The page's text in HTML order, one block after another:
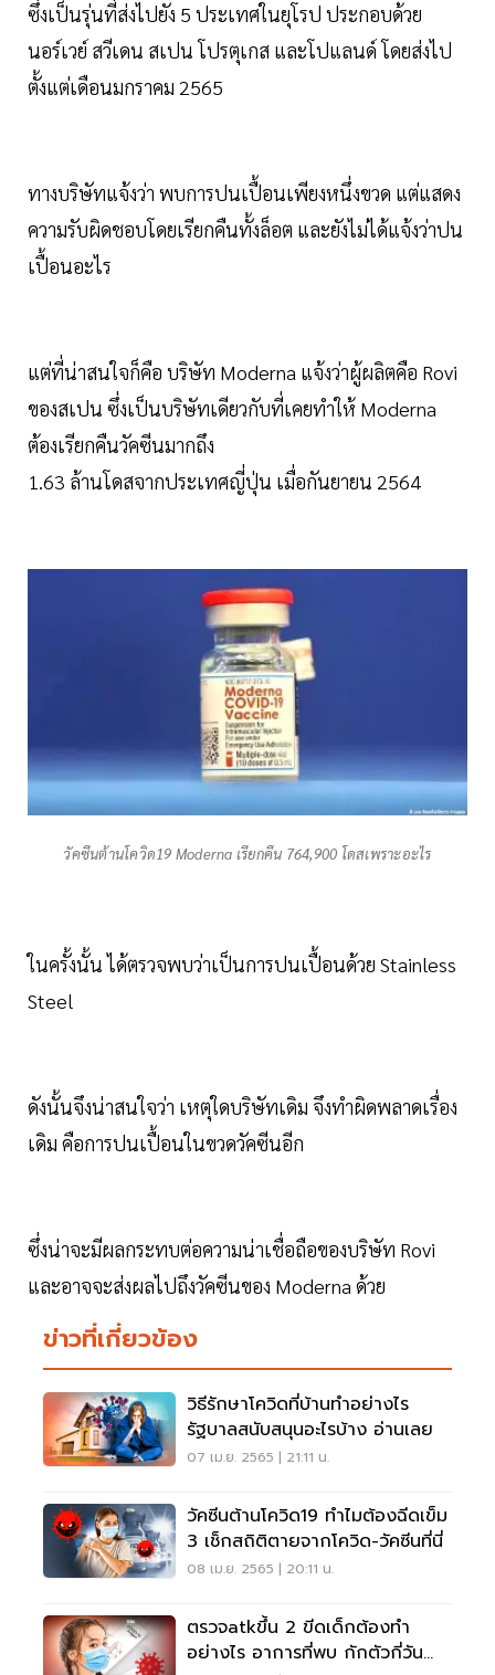
ซึ่งเป็นรุ่นที่ส่งไปยัง 5 ประเทศในยุโรป ประกอบด้วย
นอร์เวย์ สวีเดน สเปน โปรตุเกส และโปแลนด์ โดยส่งไป
ตั้งแต่เดือนมกราคม 2565
ทางบริษัทแจ้งว่า พบการปนเปื้อนเพียงหนึ่งขวด แต่แสดง
ความรับผิดชอบโดยเรียกคืนทั้งล็อต และยังไม่ได้แจ้งว่าปน
เปื้อนอะไร
แต่ที่น่าสนใจก็คือ บริษัท Moderna แจ้งว่าผู้ผลิตคือ Rovi
ของสเปน ซึ่งเป็นบริษัทเดียวกับที่เคยทำให้ Moderna
ต้องเรียกคืนวัคซีนมากถึง
1.63 ล้านโดสจากประเทศญี่ปุ่น เมื่อกันยายน 2564
วัคซีนต้านโควิด19 Moderna เรียกคืน 764,900 โดสเพราะอะไร
ในครั้งนั้น ได้ตรวจพบว่าเป็นการปนเปื้อนด้วย Stainless
Steel
ดังนั้นจึงน่าสนใจว่า เหตุใดบริษัทเดิม จึงทำผิดพลาดเรื่อง
เดิม คือการปนเปื้อนในขวดวัคซีนอีก
ซึ่งน่าจะมีผลกระทบต่อความน่าเชื่อถือของบริษัท Rovi
และอาจจะส่งผลไปถึงวัคซีนของ Moderna ด้วย
ข่าวที่เกี่ยวข้อง
วิธีรักษาโควิดที่บ้านทำอย่างไร
รัฐบาลสนับสนุนอะไรบ้าง อ่านเลย
07 เม.ย. 2565 | 21:11 น.
วัคซีนต้านโควิด19 ทำไมต้องฉีดเข็ม
3 เช็กสถิติตายจากโควิด-วัคซีนที่นี่
08 เม.ย. 2565 | 20:11 น.
ตรวจatkขึ้น 2 ขีดเด็กต้องทำ
อย่างไร อาการที่พบ กักตัวกี่วัน